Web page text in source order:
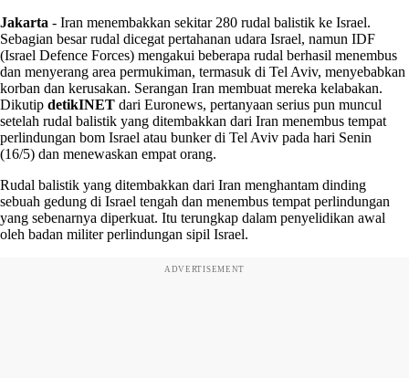
Jakarta - Iran menembakkan sekitar 280 rudal balistik ke Israel.
Sebagian besar rudal dicegat pertahanan udara Israel, namun IDF
(Israel Defence Forces) mengakui beberapa rudal berhasil menembus
dan menyerang area permukiman, termasuk di Tel Aviv, menyebabkan
korban dan kerusakan. Serangan Iran membuat mereka kelabakan.
Dikutip detikINET dari Euronews, pertanyaan serius pun muncul
setelah rudal balistik yang ditembakkan dari Iran menembus tempat
perlindungan bom Israel atau bunker di Tel Aviv pada hari Senin
(16/5) dan menewaskan empat orang.
Rudal balistik yang ditembakkan dari Iran menghantam dinding
sebuah gedung di Israel tengah dan menembus tempat perlindungan
yang sebenarnya diperkuat. Itu terungkap dalam penyelidikan awal
oleh badan militer perlindungan sipil Israel.
ADVERTISEMENT